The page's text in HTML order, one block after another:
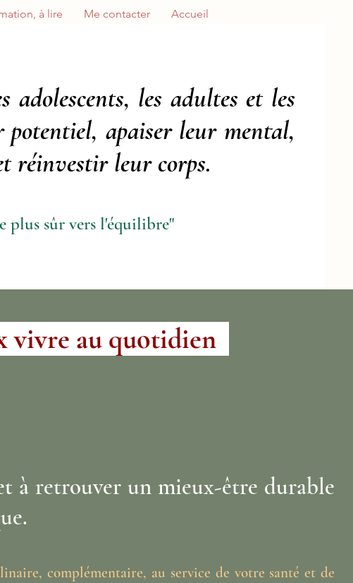
adolescents, les adultes et les
potentiel, apaiser leur mental,
réinvestir leur corps.
plus sûr vers l'équilibre"
Accueil
Me contacter
à lire ...
vivre au quotidien
à retrouver un mieux-être durable
complémentaire, au service de votre santé et de